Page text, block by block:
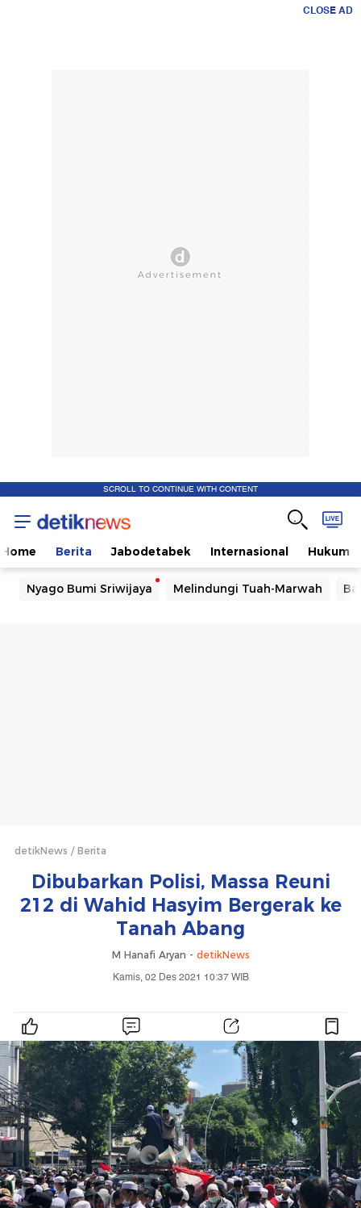
CLOSE AD
SCROLL TO CONTINUE WITH CONTENT
Home Berita Jabodetabek Internasional Hukum
Nyago Bumi Sriwijaya Melindungi Tuah-Marwah
detikNews Berita
Dibubarkan Polisi, Massa Reuni
212 di Wahid Hasyim Bergerak ke
Tanah Abang
M Hanafi Aryan - detikNews
Kamis, 02 Des 2021 10:37 WIB